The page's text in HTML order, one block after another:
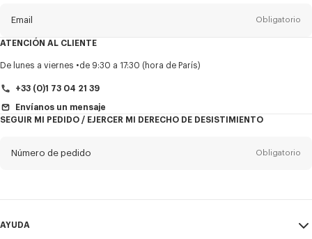
Email Obligatorio
TítuloObligatorio
ATENCIÓN AL CLIENTE
De lunes a viernes de 9:30 a 17:30 (hora de París)
+33 (0)1 73 04 21 39
Envíanos un mensaje
SEGUIR MI PEDIDO / EJERCER MI DERECHO DE DESISTIMIENTO
Número de pedido Obligatorio
AYUDA